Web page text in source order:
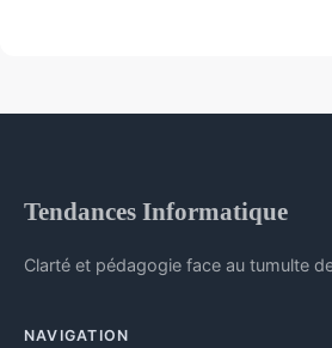
Tendances Informatique
Clarté et pédagogie face au tumulte
NAVIGATION